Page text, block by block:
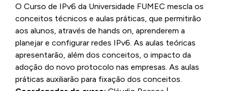
O Curso de IPv6 da Universidade FUMEC mescla os
conceitos técnicos e aulas práticas, que permitirão
aos alunos, através de hands on, aprenderem a
planejar e configurar redes IPv6. As aulas teóricas
apresentarão, além dos conceitos, o impacto da
adoção do novo protocolo nas empresas. As aulas
práticas auxiliarão para fixação dos conceitos.